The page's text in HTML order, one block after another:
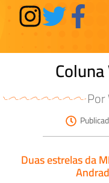
Por
Duas estrelas da